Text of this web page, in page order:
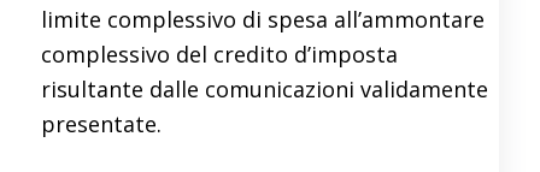
limite complessivo di spesa all’ammontare
complessivo del credito d’imposta
risultante dalle comunicazioni validamente
presentate.